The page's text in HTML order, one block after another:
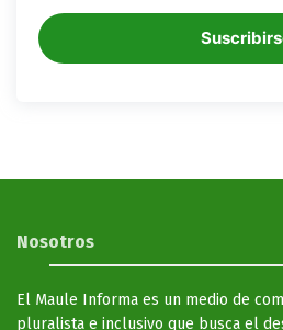
Nosotros
El Maule Informa es un medio de
pluralista e inclusivo que busca el